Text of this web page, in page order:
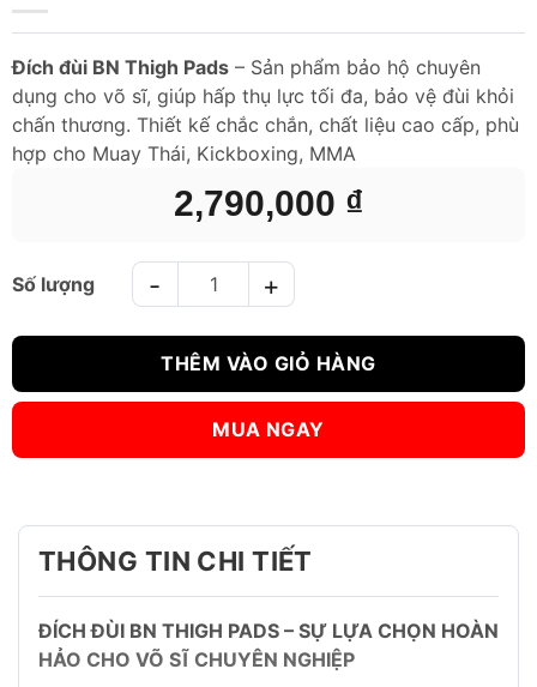
2,790,000 ₫
Đích đùi BN Thigh Pads – Sản phẩm bảo hộ chuyên
dụng cho võ sĩ, giúp hấp thụ lực tối đa, bảo vệ đùi khỏi
chấn thương. Thiết kế chắc chắn, chất liệu cao cấp, phù
hợp cho Muay Thái, Kickboxing, MMA
Đích Đùi BN Thigh Pads Đen Cam số lượng
THÊM VÀO GIỎ HÀNG
MUA NGAY
THÔNG TIN CHI TIẾT
ĐÍCH ĐÙI BN THIGH PADS – SỰ LỰA CHỌN HOÀN
HẢO CHO VÕ SĨ CHUYÊN NGHIỆP